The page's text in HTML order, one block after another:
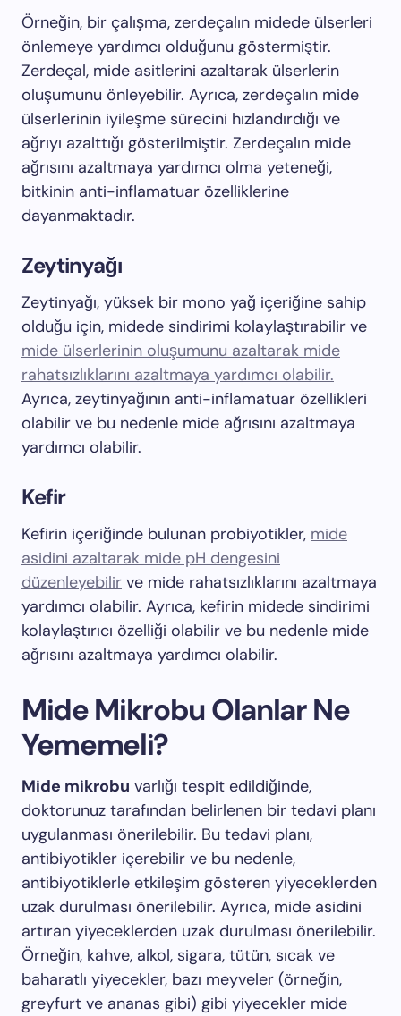
Örneğin, bir çalışma, zerdeçalın midede ülserleri
önlemeye yardımcı olduğunu göstermiştir.
Zerdeçal, mide asitlerini azaltarak ülserlerin
oluşumunu önleyebilir. Ayrıca, zerdeçalın mide
ülserlerinin iyileşme sürecini hızlandırdığı ve
ağrıyı azalttığı gösterilmiştir. Zerdeçalın mide
ağrısını azaltmaya yardımcı olma yeteneği,
bitkinin anti-inflamatuar özelliklerine
dayanmaktadır.
Zeytinyağı
Zeytinyağı, yüksek bir mono yağ içeriğine sahip
olduğu için, midede sindirimi kolaylaştırabilir ve
mide ülserlerinin oluşumunu azaltarak mide
rahatsızlıklarını azaltmaya yardımcı olabilir.
Ayrıca, zeytinyağının anti-inflamatuar özellikleri
olabilir ve bu nedenle mide ağrısını azaltmaya
yardımcı olabilir.
Kefir
Kefirin içeriğinde bulunan probiyotikler, mide
asidini azaltarak mide pH dengesini
düzenleyebilir ve mide rahatsızlıklarını azaltmaya
yardımcı olabilir. Ayrıca, kefirin midede sindirimi
kolaylaştırıcı özelliği olabilir ve bu nedenle mide
ağrısını azaltmaya yardımcı olabilir.
Mide Mikrobu Olanlar Ne
Yememeli?
Mide mikrobu varlığı tespit edildiğinde,
doktorunuz tarafından belirlenen bir tedavi planı
uygulanması önerilebilir. Bu tedavi planı,
antibiyotikler içerebilir ve bu nedenle,
antibiyotiklerle etkileşim gösteren yiyeceklerden
uzak durulması önerilebilir. Ayrıca, mide asidini
artıran yiyeceklerden uzak durulması önerilebilir.
Örneğin, kahve, alkol, sigara, tütün, sıcak ve
baharatlı yiyecekler, bazı meyveler (örneğin,
greyfurt ve ananas gibi) gibi yiyecekler mide